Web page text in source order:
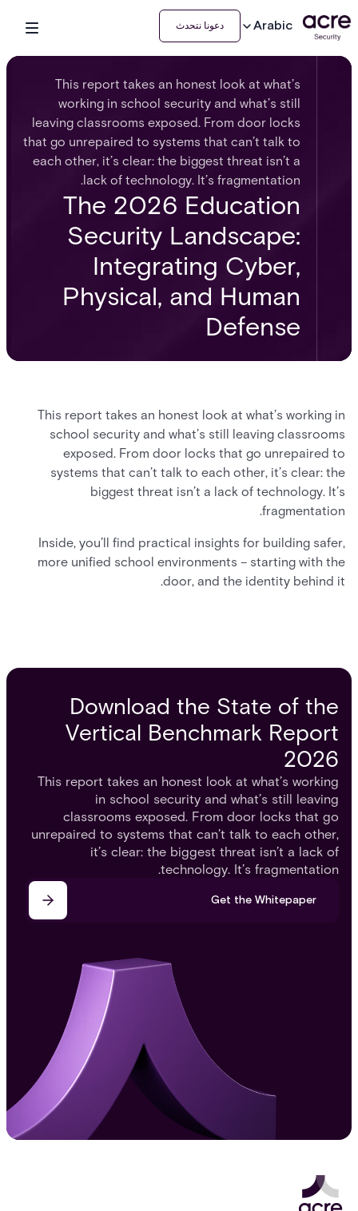
Arabic دعونا نتحدث
The 2026 Education
Security Landscape:
Integrating Cyber,
Physical, and Human
Defense
This report takes an honest look at what’s
working in school security and what’s still
leaving classrooms exposed. From door locks
that go unrepaired to systems that can’t talk to
each other, it’s clear: the biggest threat isn’t a
lack of technology. It’s fragmentation.
This report takes an honest look at what’s working in
school security and what’s still leaving classrooms
exposed. From door locks that go unrepaired to
systems that can’t talk to each other, it’s clear: the
biggest threat isn’t a lack of technology. It’s
fragmentation.
Inside, you’ll find practical insights for building safer,
more unified school environments – starting with the
door, and the identity behind it.
Download the State of the
Vertical Benchmark Report
2026
This report takes an honest look at what’s working
in school security and what’s still leaving
classrooms exposed. From door locks that go
unrepaired to systems that can’t talk to each other,
it’s clear: the biggest threat isn’t a lack of
technology. It’s fragmentation.
Get the Whitepaper